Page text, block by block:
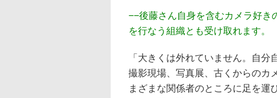
−−後藤さん自身を含むカメラ好き
を行なう組織とも受け取れます。
「大きくは外れていません。自
撮影現場、写真展、古くからのカ
まざまな関係者のところに足を運